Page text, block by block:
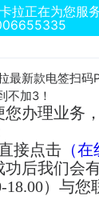
拉正在为您服
最新款电签扫码
不加3！
办理业务
接点击 （
后我们会
18.00）与您